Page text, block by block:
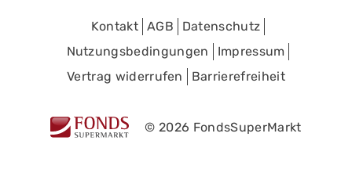
Kontakt AGB
Datenschutz
Nutzungsbedingungen
Impressum
Vertrag widerrufen
Barrierefreiheit
© 2026 FondsSuperMarkt